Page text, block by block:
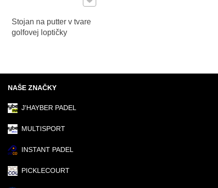
Stojan na putter v tvare
golfovej loptičky
NAŠE ZNAČKY
J'HAYBER PADEL
MULTISPORT
INSTANT PADEL
PICKLECOURT